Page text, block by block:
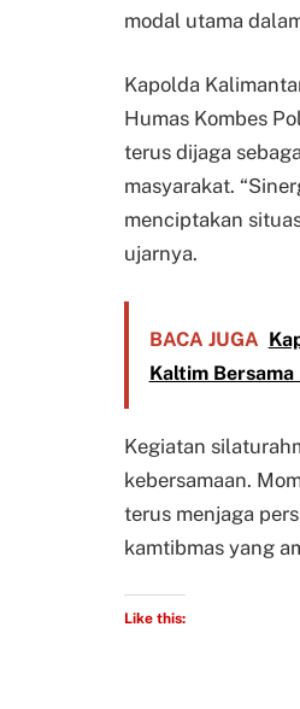
modal utama
Kapolda
Humas Kombes
terus dijaga
masyarakat.
menciptakan
ujarnya.
BACA JUGA
Kaltim
Kegiatan
kebersamaan.
terus menjaga
kamtibmas yang
Like this: